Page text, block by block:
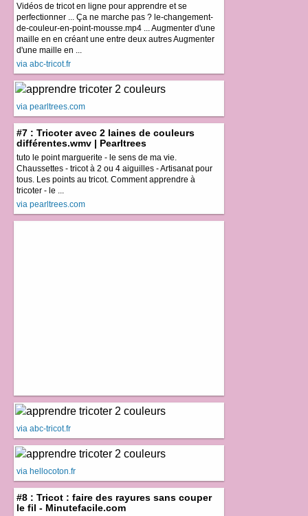
Vidéos de tricot en ligne pour apprendre et se
perfectionner ... Ça ne marche pas ? le-changement-
de-couleur-en-point-mousse.mp4 ... Augmenter d'une
maille en en créant une entre deux autres Augmenter
d'une maille en ...
via abc-tricot.fr
via pearltrees.com
#7 : Tricoter avec 2 laines de couleurs
différentes.wmv | Pearltrees
tuto le point marguerite - le sens de ma vie.
Chaussettes - tricot à 2 ou 4 aiguilles - Artisanat pour
tous. Les points au tricot. Comment apprendre à
tricoter - le ...
via pearltrees.com
via abc-tricot.fr
via hellocoton.fr
#8 : Tricot : faire des rayures sans couper
le fil - Minutefacile.com